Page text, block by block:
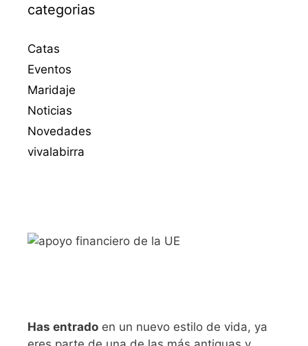
categorias
Catas
Eventos
Maridaje
Noticias
Novedades
vivalabirra
Has entrado en un nuevo estilo de vida, ya